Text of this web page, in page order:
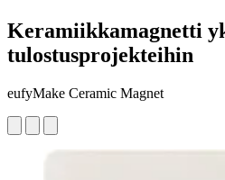
Keramiikkamagnetti
tulostusprojekteihin
eufyMake Ceramic Magnet